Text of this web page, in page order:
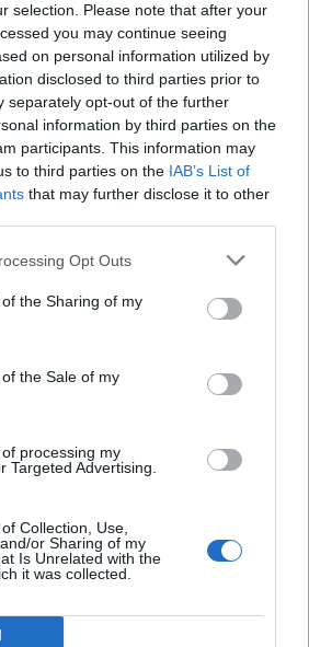
selection. Please note that after your
you may continue seeing
on personal information utilized by
disclosed to third parties prior to
separately opt-out of the further
information by third parties on the
participants. This information may
to third parties on the IAB’s List of
that may further disclose it to other
Opt Outs
the Sharing of my
the Sale of my
processing my
Targeted Advertising.
Collection, Use,
or Sharing of my
Is Unrelated with the
it was collected.
alla vita più di ogni
riguardanti le Borse di
e Filippo Cantoni Dieci e
disponibili sul sito